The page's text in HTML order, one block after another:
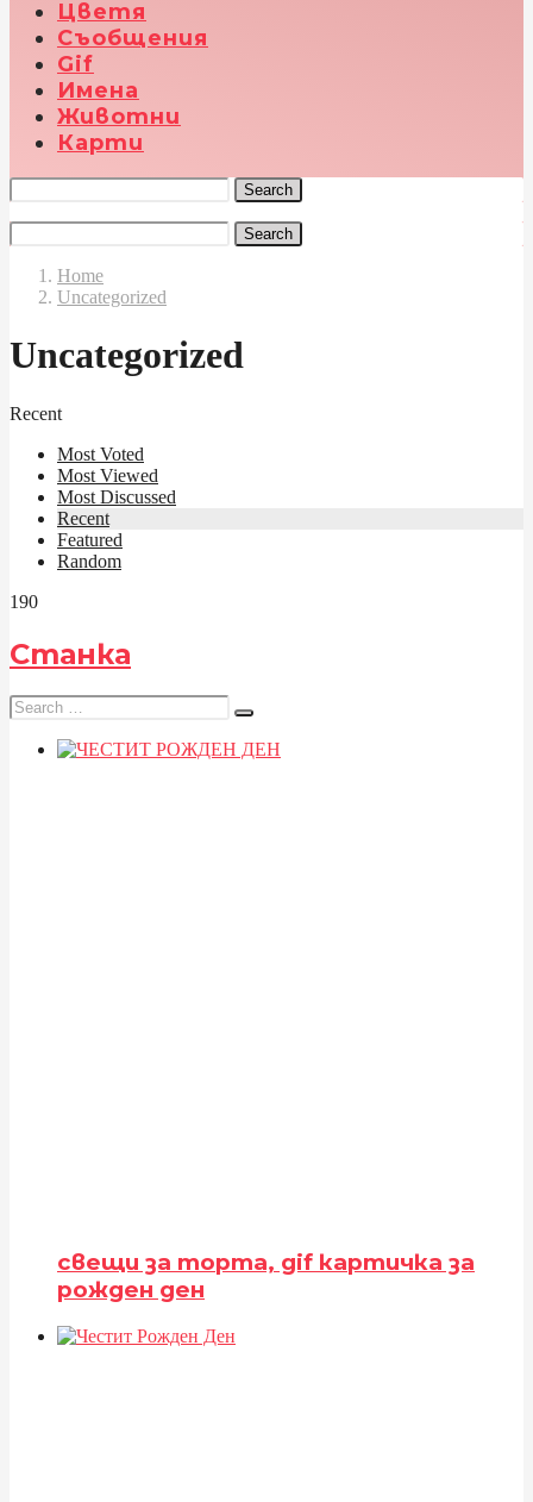
Цветя
Съобщения
Gif
Имена
Животни
Карти
Search
Search
Home
Uncategorized
Uncategorized
Recent
Most Voted
Most Viewed
Most Discussed
Recent
Featured
Random
190
Станка
Search
for:
свещи за торта, gif картичка за
рожден ден